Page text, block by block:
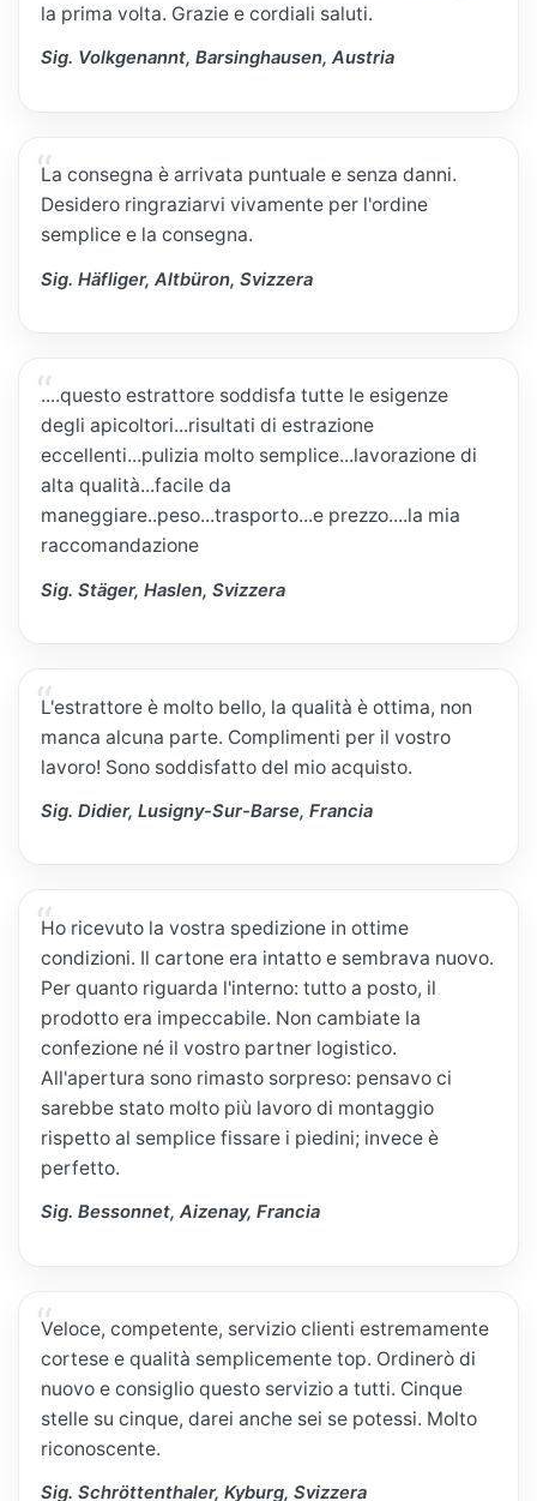
la prima volta. Grazie e cordiali saluti.
Sig. Volkgenannt, Barsinghausen, Austria
La consegna è arrivata puntuale e senza danni.
Desidero ringraziarvi vivamente per l'ordine
semplice e la consegna.
Sig. Häfliger, Altbüron, Svizzera
....questo estrattore soddisfa tutte le esigenze
degli apicoltori...risultati di estrazione
eccellenti...pulizia molto semplice...lavorazione di
alta qualità...facile da
maneggiare..peso...trasporto...e prezzo....la mia
raccomandazione
Sig. Stäger, Haslen, Svizzera
L'estrattore è molto bello, la qualità è ottima, non
manca alcuna parte. Complimenti per il vostro
lavoro! Sono soddisfatto del mio acquisto.
Sig. Didier, Lusigny-Sur-Barse, Francia
Ho ricevuto la vostra spedizione in ottime
condizioni. Il cartone era intatto e sembrava nuovo.
Per quanto riguarda l'interno: tutto a posto, il
prodotto era impeccabile. Non cambiate la
confezione né il vostro partner logistico.
All'apertura sono rimasto sorpreso: pensavo ci
sarebbe stato molto più lavoro di montaggio
rispetto al semplice fissare i piedini; invece è
perfetto.
Sig. Bessonnet, Aizenay, Francia
Veloce, competente, servizio clienti estremamente
cortese e qualità semplicemente top. Ordinerò di
nuovo e consiglio questo servizio a tutti. Cinque
stelle su cinque, darei anche sei se potessi. Molto
riconoscente.
Sig. Schröttenthaler, Kyburg, Svizzera